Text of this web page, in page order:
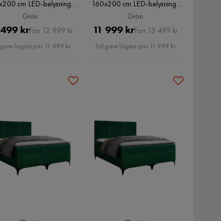
cm LED-belysning,
Grön
Grön
Pris
499 krOriginal
Pris
Förr 12 999 kr
lägsta pris 11 499 kr
160x200 cm LED-belysning,
Grön
Grön
Pris
11 999 krOriginal
Pris
Förr 13 499 kr
Tidigare lägsta pris 11 999 kr